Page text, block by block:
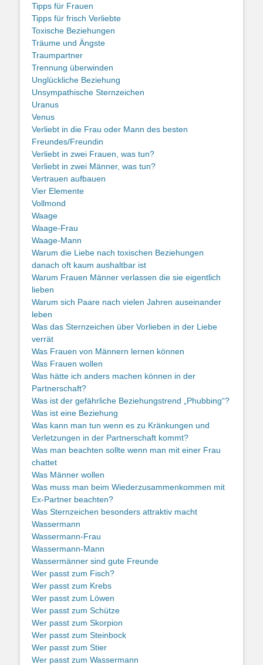
Tipps für Frauen
Tipps für frisch Verliebte
Toxische Beziehungen
Träume und Ängste
Traumpartner
Trennung überwinden
Unglückliche Beziehung
Unsympathische Sternzeichen
Uranus
Venus
Verliebt in die Frau oder Mann des besten
Freundes/Freundin
Verliebt in zwei Frauen, was tun?
Verliebt in zwei Männer, was tun?
Vertrauen aufbauen
Vier Elemente
Vollmond
Waage
Waage-Frau
Waage-Mann
Warum die Liebe nach toxischen Beziehungen
danach oft kaum aushaltbar ist
Warum Frauen Männer verlassen die sie eigentlich
lieben
Warum sich Paare nach vielen Jahren auseinander
leben
Was das Sternzeichen über Vorlieben in der Liebe
verrät
Was Frauen von Männern lernen können
Was Frauen wollen
Was hätte ich anders machen können in der
Partnerschaft?
Was ist der gefährliche Beziehungstrend „Phubbing“?
Was ist eine Beziehung
Was kann man tun wenn es zu Kränkungen und
Verletzungen in der Partnerschaft kommt?
Was man beachten sollte wenn man mit einer Frau
chattet
Was Männer wollen
Was muss man beim Wiederzusammenkommen mit
Ex-Partner beachten?
Was Sternzeichen besonders attraktiv macht
Wassermann
Wassermann-Frau
Wassermann-Mann
Wassermänner sind gute Freunde
Wer passt zum Fisch?
Wer passt zum Krebs
Wer passt zum Löwen
Wer passt zum Schütze
Wer passt zum Skorpion
Wer passt zum Steinbock
Wer passt zum Stier
Wer passt zum Wassermann